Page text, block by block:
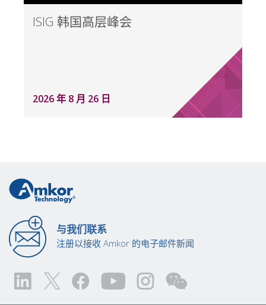
ISIG 韩国高层峰会
2026 年 8 月 26 日
与我们联系
注册以接收 Amkor 的电子邮件新闻